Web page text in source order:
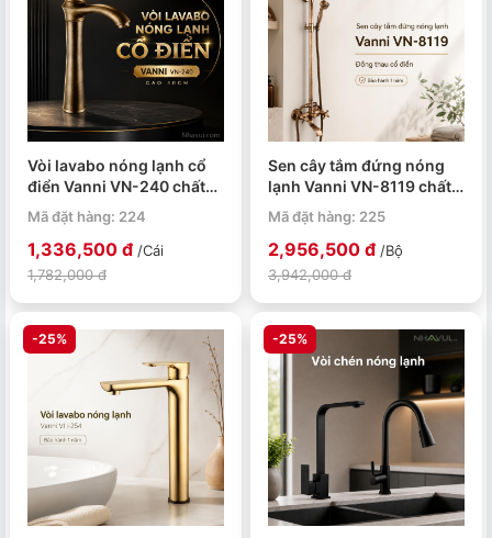
Vòi lavabo nóng lạnh cổ
điển Vanni VN-240 chất
liệu đồng thau cao 30cm
Mã đặt hàng: 224
1,336,500 đ /Cái
1,782,000 đ
Sen cây tắm đứng nóng
lạnh Vanni VN-8119 chất
liệu đồng thau cổ điển
Mã đặt hàng: 225
2,956,500 đ /Bộ
3,942,000 đ
-25% -25%